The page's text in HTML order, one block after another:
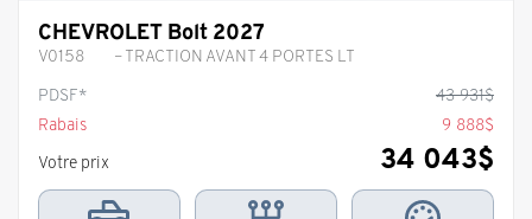
CHEVROLET Bolt 2027
V0158
– TRACTION AVANT 4 PORTES LT
PDSF*
43 931$
Rabais
9 888$
Votre prix
34 043$